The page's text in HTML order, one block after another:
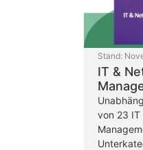
Stand:
IT &
von 23